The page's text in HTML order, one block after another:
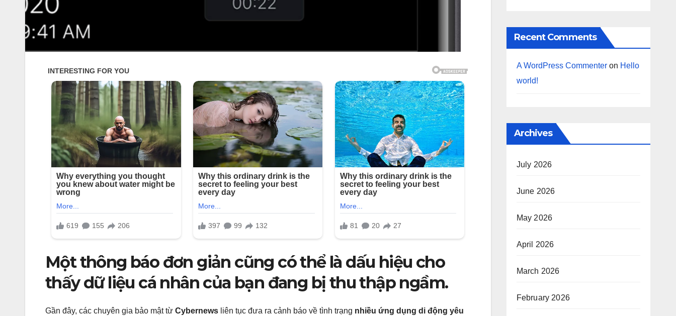
Một thông báo đơn giản cũng có thể là dấu hiệu cho
thấy dữ liệu cá nhân của bạn đang bị thu thập ngầm.
Gần đây, các chuyên gia bảo mật từ Cybernews liên tục đưa ra cảnh báo về tình trạng nhiều ứng dụng di động yêu
Recent Comments
A WordPress Commenteron Hello
world!
Archives
July 2026
June 2026
May 2026
April 2026
March 2026
February 2026